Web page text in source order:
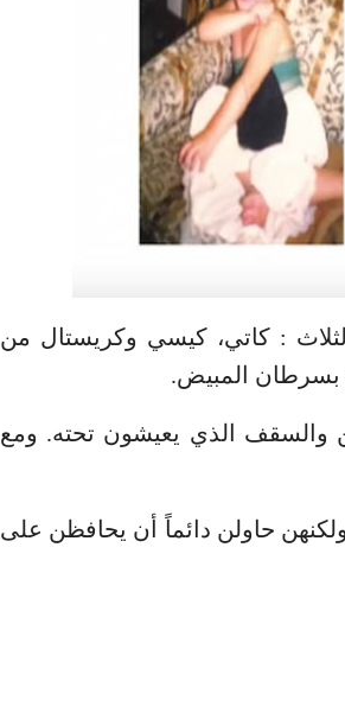
: كاتي، كيسي وكريستال من
بسرطان المبيض.
والسقف الذي يعيشون تحته. ومع
حاولن دائماً أن يحافظن على